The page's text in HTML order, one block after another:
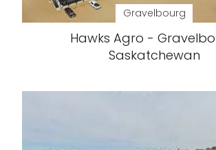
Gravelbourg
Hawks Agro -
Saskatchewan